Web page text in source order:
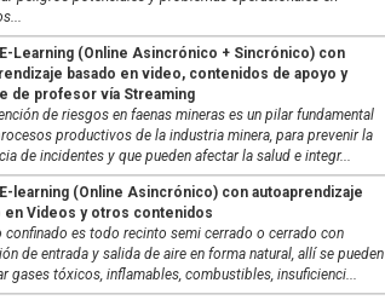
Learning (Online Asincrónico + Sincrónico) con
basado en video, contenidos de apoyo y
de profesor vía Streaming
de riesgos en faenas mineras es un pilar fundamental
productivos de la industria minera, para prevenir la
de incidentes y que pueden afectar la salud e integr...
learning (Online Asincrónico) con autoaprendizaje
en Videos y otros contenidos
confinado es todo recinto semi cerrado o cerrado con
de entrada y salida de aire en forma natural, allí se pueden
gases tóxicos, inflamables, combustibles, insuficienci...